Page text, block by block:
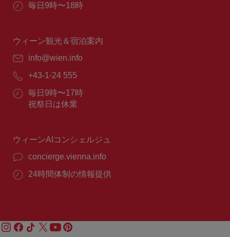
営
間：
毎日9時〜18時
ウィーン観光＆宿泊案内
E
ー
ル：
info@wien.info
電
番
号：
+43-1-24 555
営
業
毎日9時〜17時
祝祭日は休業
ウィーンAIコンシェルジュ
concierge.vienna.info
24時間体制の情報提供